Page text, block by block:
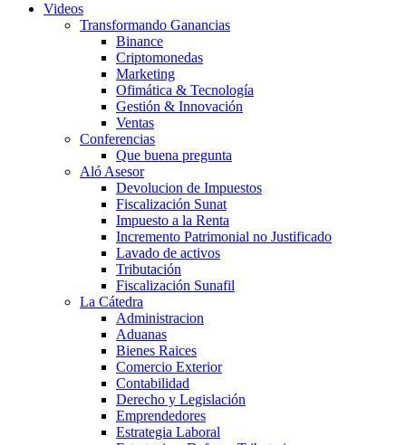
Videos
Transformando Ganancias
Binance
Criptomonedas
Marketing
Ofimática & Tecnología
Gestión & Innovación
Ventas
Conferencias
Que buena pregunta
Aló Asesor
Devolucion de Impuestos
Fiscalización Sunat
Impuesto a la Renta
Incremento Patrimonial no Justificado
Lavado de activos
Tributación
Fiscalización Sunafil
La Cátedra
Administracion
Aduanas
Bienes Raices
Comercio Exterior
Contabilidad
Derecho y Legislación
Emprendedores
Estrategia Laboral